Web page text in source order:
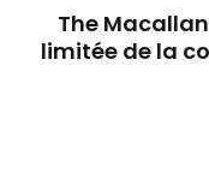
The
limitée de la